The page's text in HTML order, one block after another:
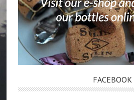
FACEBOOK